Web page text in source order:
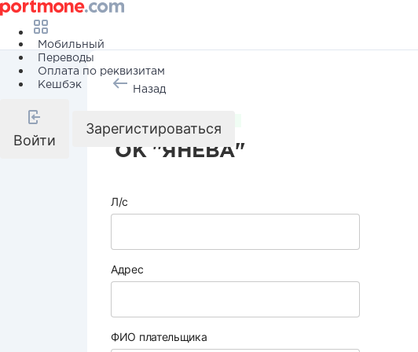
Мобильный
Переводы
Оплата по реквизитам
Кешбэк
Войти
Зарегистироваться
Назад
ОК "ЯНЕВА"
Л/с
Адрес
ФИО плательщика